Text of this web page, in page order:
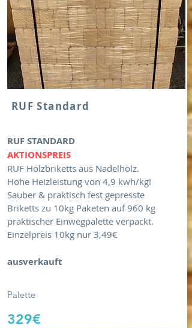
RUF Standard
RUF STANDARD
​AKTIONSPREIS
RUF Holzbriketts aus Nadelholz.
Hohe Heizleistung von 4,9 kwh/kg!
Sauber & praktisch fest gepresste
Briketts zu 10kg Paketen auf 960 kg
praktischer Einwegpalette verpackt.
Einzelpreis 10kg nur 3,49€
ausverkauft
Palette
329€